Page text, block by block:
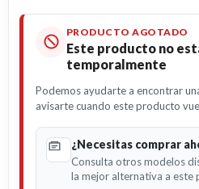
PRODUCTO AGOTADO
Este producto no
temporalmente
Podemos ayudarte a encontrar
avisarte cuando este producto
¿Necesitas comprar
Consulta otros modelos
la mejor alternativa a este